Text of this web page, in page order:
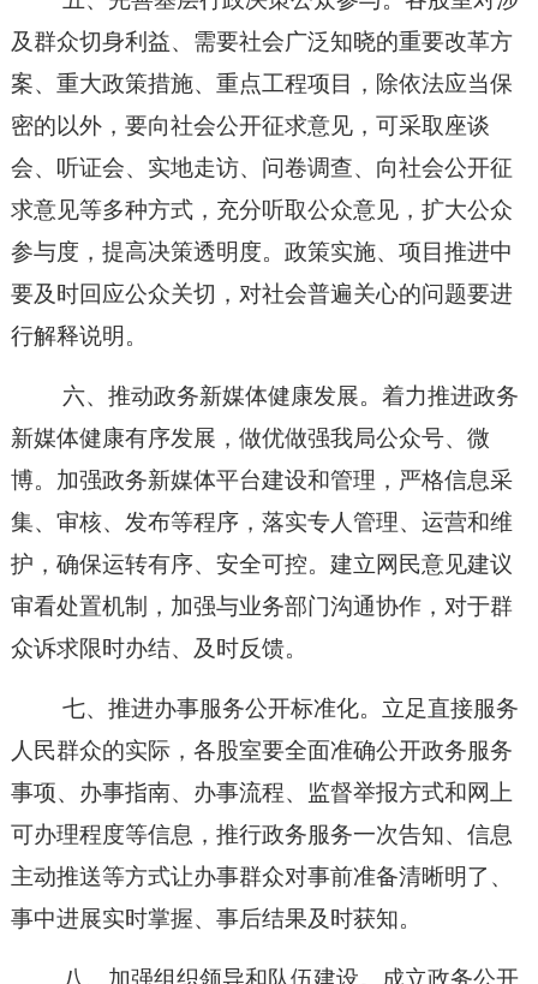
及群众切身利益、需要社会广泛知晓的重要改革方
案、重大政策措施、重点工程项目，除依法应当保
密的以外， 要向社会公开征求意见，可采取座谈
会、听证会、实地走访、问卷调查、向社会公开征
求意见等多种方式，充分听取公众意见，扩大公众
参与度，提高决策透明度。政策实施、项目推进中
要及时回应公众关切，对社会普遍关心的问题要进
行解释说明。
六、推动政务新媒体健康发展。着力推进政务
新媒体健康有序发展，做优做强我局公众号、微
博。加强政务新媒体平台建设和管理，严格信息采
集、审核、发布等程序，落实专人管理、运营和维
护，确保运转有序、安全可控。建立网民意见建议
审看处置机制，加强与业务部门沟通协作，对于群
众诉求限时办结、及时反馈。
七、推进办事服务公开标准化。立足直接服务
人民群众的实际，各股室要全面准确公开政务服务
事项、办事指南、办事流程、监督举报方式和网上
可办理程度等信息，推行政务服务一次告知、信息
主动推送等方式让办事群众对事前准备清晰明了、
事中进展实时掌握、事后结果及时获知。
八、加强组织领导和队伍建设。成立政务公开